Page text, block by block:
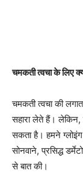
चमकती त्वचा के लिए
चमकती त्वचा की
सहारा लेते हैं।
सकता है। हमने
सोनवाने, प्रसिद्ध
से बात की।